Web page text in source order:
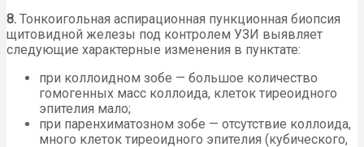
8. Тонкоигольная аспирационная пункционная биопсия
щитовидной железы под контролем УЗИ выявляет
следующие характерные изменения в пунктате:
при коллоидном зобе — большое количество
гомогенных масс коллоида, клеток тиреоидного
эпителия мало;
при паренхиматозном зобе — отсутствие коллоида,
много клеток тиреоидного эпителия (кубического,